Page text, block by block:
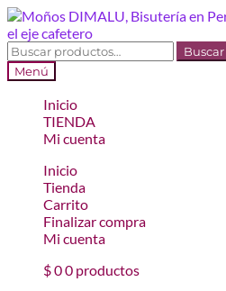
Ir
a
la
navegación
Ir
al
contenido
Buscar
por:
Buscar
Menú
Inicio
TIENDA
Mi cuenta
Inicio
Tienda
Carrito
Finalizar compra
Mi cuenta
$00 productos